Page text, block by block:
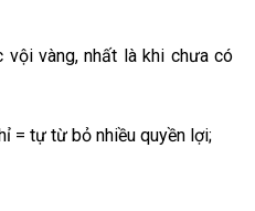
vội vàng, nhất là khi chưa có
= tự từ bỏ nhiều quyền lợi;